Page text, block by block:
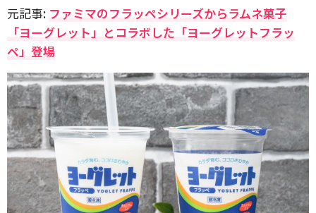
元記事: ファミマのフラッペシリーズからラムネ菓子
「ヨーグレット」とコラボした「ヨーグレットフラッ
ペ」登場